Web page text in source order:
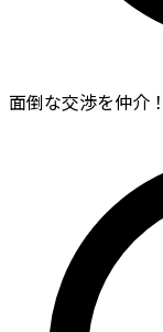
面倒な交渉を仲介！